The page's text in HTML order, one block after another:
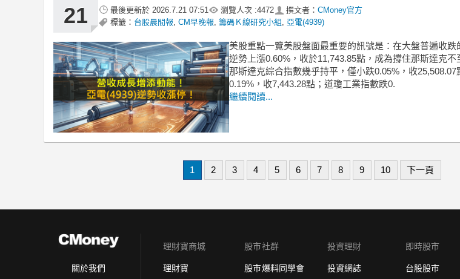
21 最後更新於 2026.7.21 07:51 瀏覽人次 :4472 撰文者： CMoney官方
標籤： 台股晨間報 CM早晚報 籌碼Ｋ線研究小組 亞電(4939)
美股重點一覽美股盤面最重要的訊號是：在大盤普遍收
逆勢上漲0.60%，收於11,743.85點，成為撐住那斯達克不
那斯達克綜合指數幾乎持平，僅小跌0.05%，收
0.19%，收7,443.28點；道瓊工業指數跌0.
繼續閱讀...
1 2 3 4 5 6 7 8 9 10 下一頁
關於我們
理財寶商城
理財寶
股市社群
股市爆料同學會
投資理財
投資網誌
即時股市
台股股市